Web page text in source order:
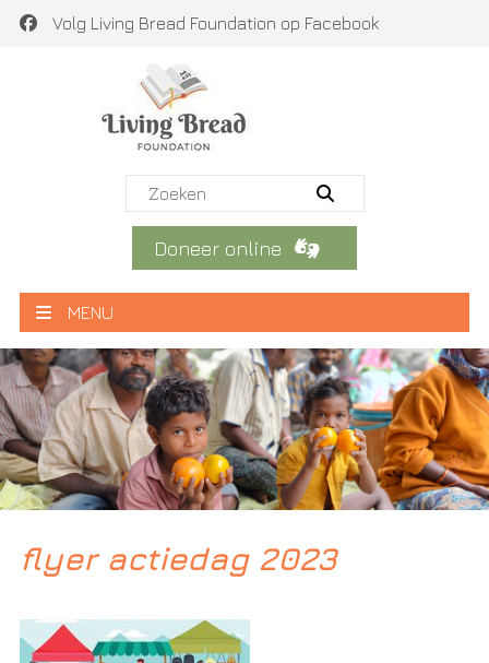
Volg Living Bread Foundation op Facebook
Doneer online
MENU
flyer actiedag 2023